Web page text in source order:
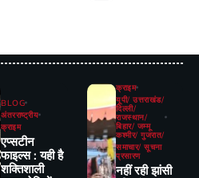
BLOG
अंतरराष्ट्रीय
क्राइम
एप्सटीन
फाइल्स : यही है
शक्तिशाली
क्राइम
यूपी/ उत्तराखंड/
दिल्ली/
राजस्थान/
बिहार/ जम्मू
कश्मीर/ गुजरात/
समाचार/ सूचना
प्रसारण
नहीं रही झांसी